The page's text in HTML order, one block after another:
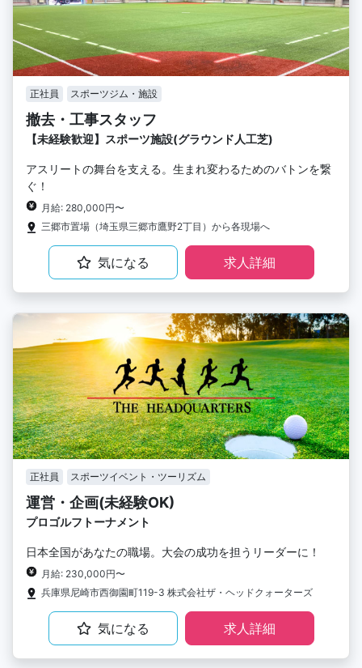
正社員 スポーツジム・施設
撤去・工事スタッフ
【未経験歓迎】スポーツ施設(グラウンド人工芝)
アスリートの舞台を支える。生まれ変わるためのバトンを繋
ぐ！
月給: 280,000円〜
三郷市置場（埼玉県三郷市鷹野2丁目）から各現場へ
気になる 求人詳細
正社員 スポーツイベント・ツーリズム
運営・企画(未経験OK)
プロゴルフトーナメント
日本全国があなたの職場。大会の成功を担うリーダーに！
月給: 230,000円〜
兵庫県尼崎市西御園町119-3 株式会社ザ・ヘッドクォーターズ
気になる 求人詳細